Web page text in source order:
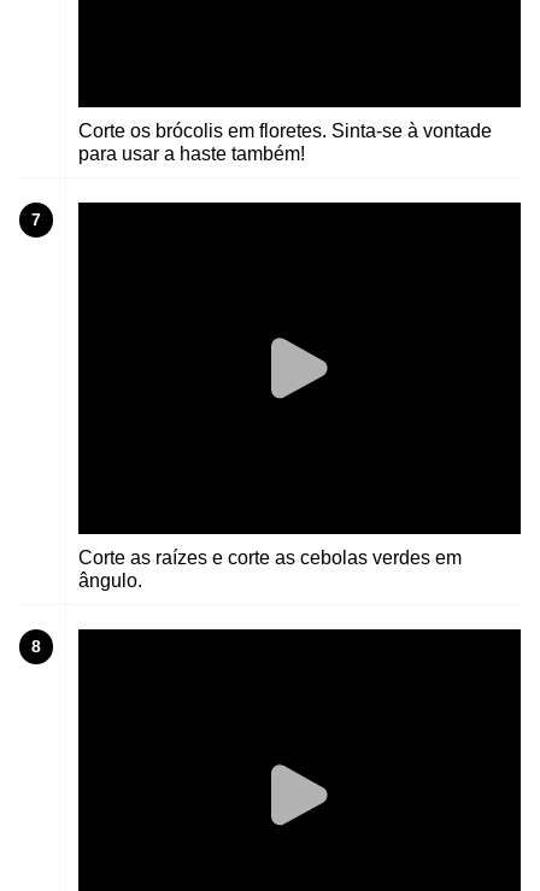
Corte os brócolis em floretes. Sinta-se à vontade
para usar a haste também!
7
Corte as raízes e corte as cebolas verdes em
ângulo.
8